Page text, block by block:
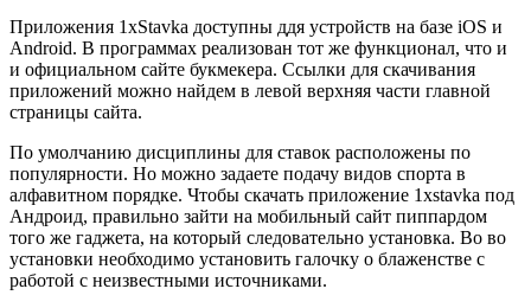
Приложения 1xStavka доступны ддя устройств на базе iOS и
Android. В программах реализован тот же функционал, что и
и официальном сайте букмекера. Ссылки для скачивания
приложений можно найдем в левой верхняя части главной
страницы сайта.
По умолчанию дисциплины для ставок расположены по
популярности. Но можно задаете подачу видов спорта в
алфавитном порядке. Чтобы скачать приложение 1xstavka под
Андроид, правильно зайти на мобильный сайт пиппардом
того же гаджета, на который следовательно установка. Во во
установки необходимо установить галочку о блаженстве с
работой с неизвестными источниками.